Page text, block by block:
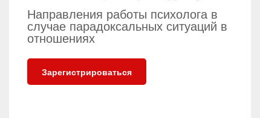
Направления работы психолога в
случае парадоксальных ситуаций в
отношениях
Зарегистрироваться